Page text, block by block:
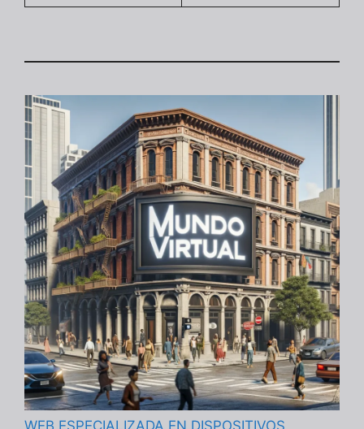
WEB ESPECIALIZADA EN DISPOSITIVOS